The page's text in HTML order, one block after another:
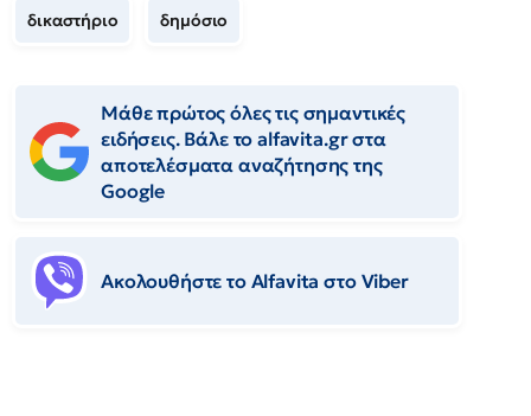
δικαστήριο δημόσιο
Μάθε πρώτος όλες τις σημαντικές
ειδήσεις. Βάλε το alfavita.gr στα
αποτελέσματα αναζήτησης της
Google
Ακολουθήστε το Αlfavita στο Viber